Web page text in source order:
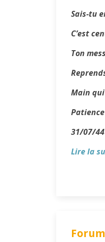
Sais-tu
C’est
Ton
Main
31/07/44
Lire la